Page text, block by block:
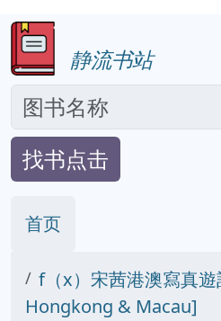
静流书站
找书点击
首页
f（x）宋茜港澳寫真遊
Hongkong & Macau]